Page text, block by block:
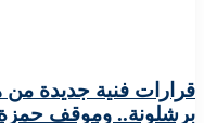
قرارات فنية جديدة من
برشلونة.. وموقف حمزة